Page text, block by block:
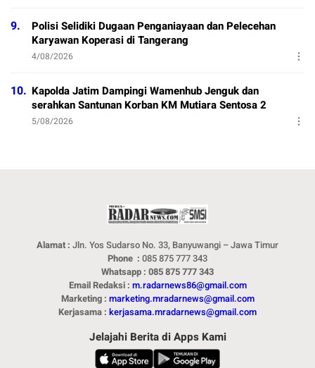
9.
Polisi Selidiki Dugaan Penganiayaan dan Pelecehan
Karyawan Koperasi di Tangerang
4/08/2026
10. Kapolda Jatim Dampingi Wamenhub Jenguk dan
serahkan Santunan Korban KM Mutiara Sentosa 2
5/08/2026
Alamat : Jln. Yos Sudarso No. 33, Banyuwangi – Jawa Timur
Phone : 085 875 777 343
Whatsapp : 085 875 777 343
Email Redaksi : m.radarnews86@gmail.com
Marketing : marketing.mradarnews@gmail.com
Kerjasama : kerjasama.mradarnews@gmail.com
Jelajahi Berita di Apps Kami